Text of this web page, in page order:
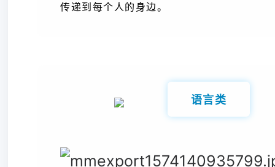
传递到每个人的身边。
语言类